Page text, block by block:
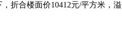
折合楼面价10412元/平方米，